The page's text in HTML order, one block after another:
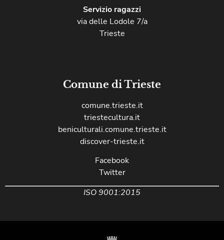
Servizio ragazzi
via delle Lodole 7/a
Trieste
Comune di Trieste
comune.trieste.it
triestecultura.it
beniculturali.comune.trieste.it
discover-trieste.it
Facebook
Twitter
ISO 9001:2015